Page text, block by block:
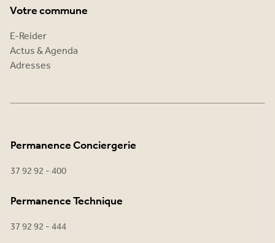
Votre commune
E-Reider
Actus & Agenda
Adresses
Permanence Conciergerie
37 92 92 - 400
Permanence Technique
37 92 92 - 444